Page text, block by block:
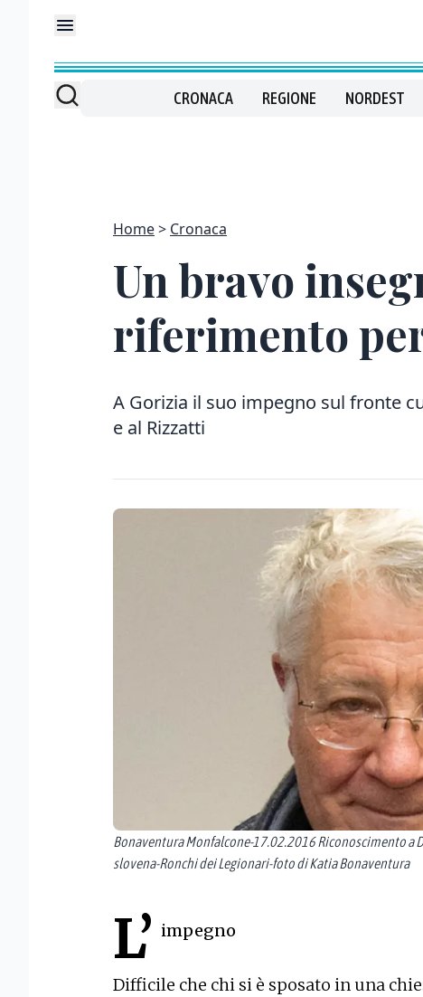
CRONACA REGIONE NORDEST
Home Cronaca
Un bravo
riferimento
A Gorizia il suo impegno sul fronte
e al Rizzatti
Bonaventura Monfalcone-17.02.2016 Riconoscimento a
slovena-Ronchi dei Legionari-foto di Katia Bonaventura
L’ impegno
Difficile che chi si è sposato in una